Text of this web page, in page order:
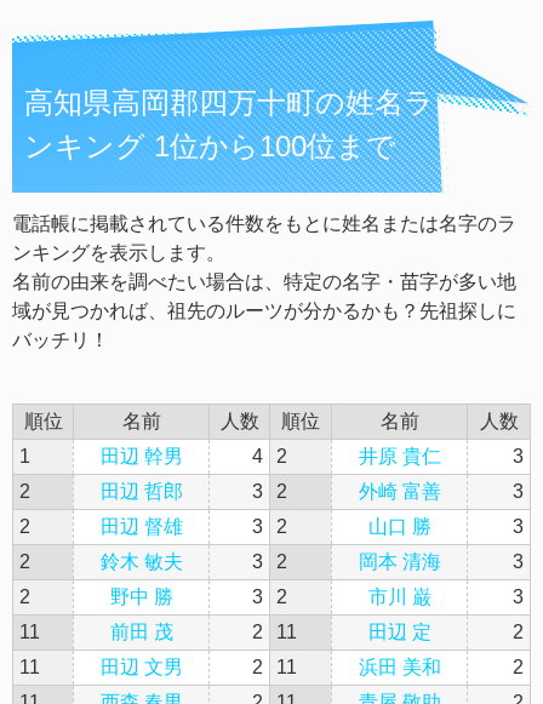
高知県高岡郡四万十町の姓名ラ
ンキング 1位から100位まで
電話帳に掲載されている件数をもとに姓名または名字のラ
ンキングを表示します。
名前の由来を調べたい場合は、特定の名字・苗字が多い地
域が見つかれば、祖先のルーツが分かるかも？先祖探しに
バッチリ！
順位 名前 人数 順位 名前
人数
1
田辺 幹男 4 2 井原 貴仁
3
2
田辺 哲郎 3 2 外崎 富善
3
2
田辺 督雄 3 2 山口 勝
3
2
鈴木 敏夫 3 2 岡本 清海
3
2
野中 勝 3 2 市川 巌
3
11
前田 茂 2 11 田辺 定
2
11
田辺 文男 2 11 浜田 美和
2